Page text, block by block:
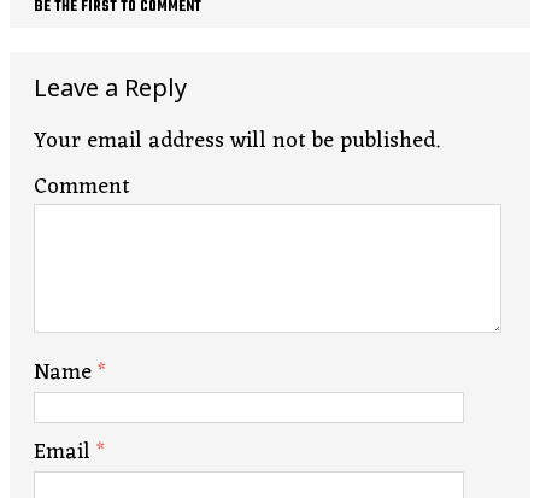
BE THE FIRST TO COMMENT
Leave a Reply
Your email address will not be published.
Comment
Name*
Email*